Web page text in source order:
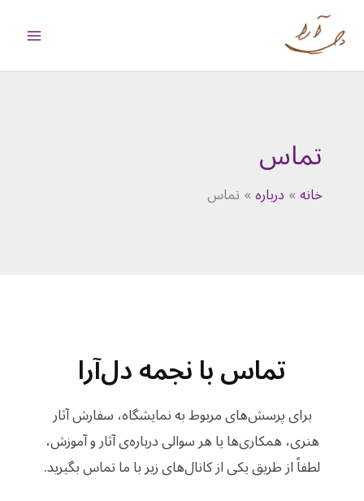
تماس
خانه درباره تماس
تماس با نجمه دل‌آرا
برای پرسش‌های مربوط به نمایشگاه، سفارش آثار
هنری، همکاری‌ها یا هر سوالی درباره‌ی آثار و آموزش،
لطفاً از طریق یکی از کانال‌های زیر با ما تماس بگیرید.